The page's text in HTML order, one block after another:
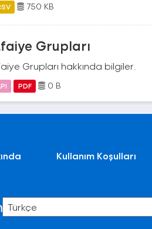
750 KB
Grupları
Grupları hakkında bilgiler.
PDF 0 B
Kullanım Koşulları